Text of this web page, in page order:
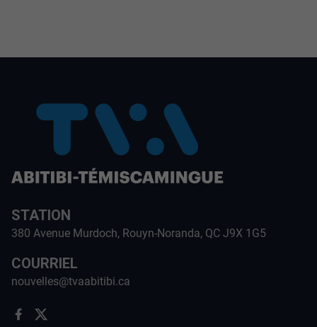
STATION
380 Avenue Murdoch, Rouyn-Noranda, QC J9X 1G5
COURRIEL
nouvelles@tvaabitibi.ca